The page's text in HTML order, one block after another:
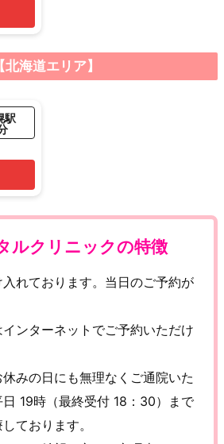
【北海道エリア】
駅
ルクリニックの特徴
れております。当日のご予約が
ンターネットでご予約いただけ
みの日にも無理なくご通院いた
19時（最終受付 18：30）まで
ております。